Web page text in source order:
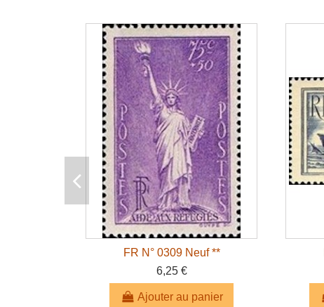
FR N° 0309 Neuf **
6,25 €
Ajouter au panier